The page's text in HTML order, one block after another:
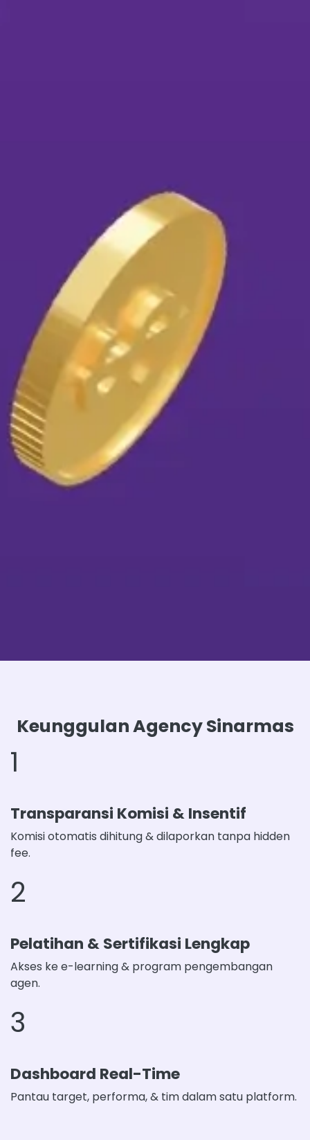
Keunggulan Agency Sinarmas
1
Transparansi Komisi & Insentif
Komisi otomatis dihitung & dilaporkan tanpa hidden
fee.
2
Pelatihan & Sertifikasi Lengkap
Akses ke e-learning & program pengembangan
agen.
3
Dashboard Real-Time
Pantau target, performa, & tim dalam satu platform.